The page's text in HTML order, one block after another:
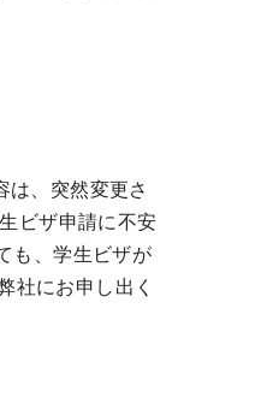
、突然変更さ
ビザ申請に不安
も、学生ビザが
社にお申し出く